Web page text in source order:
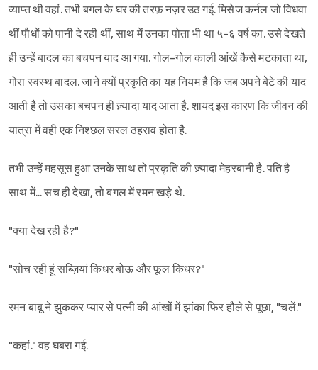
व्याप्त थी वहां. तभी बगल के घर की तरफ़ नज़र उठ गई. मिसेज कर्नल जो विधवा
थीं पौधों को पानी दे रही थीं, साथ में उनका पोता भी था ५-६ वर्ष का. उसे देखते
ही उन्हें बादल का बचपन याद आ गया. गोल-गोल काली आंखें कैसे मटकाता था,
गोरा स्वस्थ बादल. जाने क्यों प्रकृति का यह नियम है कि जब अपने बेटे की याद
आती है तो उसका बचपन ही ज़्यादा याद आता है. शायद इस कारण कि जीवन की
यात्रा में वही एक निश्छल सरल ठहराव होता है.
तभी उन्हें महसूस हुआ उनके साथ तो प्रकृति की ज़्यादा मेहरबानी है. पति है
साथ में... सच ही देखा, तो बगल में रमन खड़े थे.
"क्या देख रही है?"
"सोच रही हूं सब्ज़ियां किधर बोऊ और फूल किधर?"
रमन बाबू ने झुककर प्यार से पत्नी की आंखों में झांका फिर हौले से पूछा, "चलें."
"कहां." वह घबरा गई.